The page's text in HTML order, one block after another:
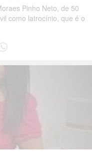
Pinho Neto, de 50
como latrocínio, que é o